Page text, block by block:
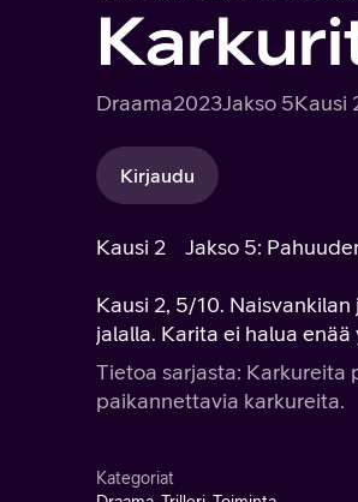
Draama2023Jakso 5Kausi
Kirjaudu
Kausi 2 Jakso 5:
Kausi 2, 5/10.
jalalla. Karita ei halua
Tietoa sarjasta: Karkureita
paikannettavia karkureita.
Kategoriat